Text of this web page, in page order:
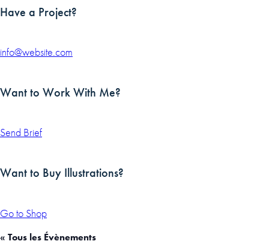
Have a Project?
info@website.com
Want to Work With Me?
Send Brief
Want to Buy Illustrations?
Go to Shop
« Tous les Évènements